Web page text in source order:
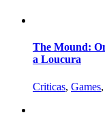
The Mound:
a Loucura
Criticas, Games,